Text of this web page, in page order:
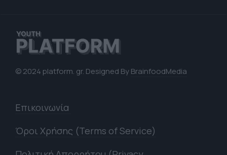
© 2024 platform. gr. Designed ByBrainfoodMedia
Επικοινωνία
Όροι Χρήσης (Terms of Service)